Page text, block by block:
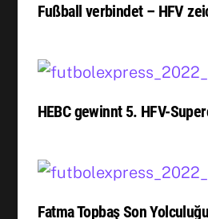
Fußball verbindet – HFV
HEBC gewinnt 5. HFV-
Fatma Topbaş Son